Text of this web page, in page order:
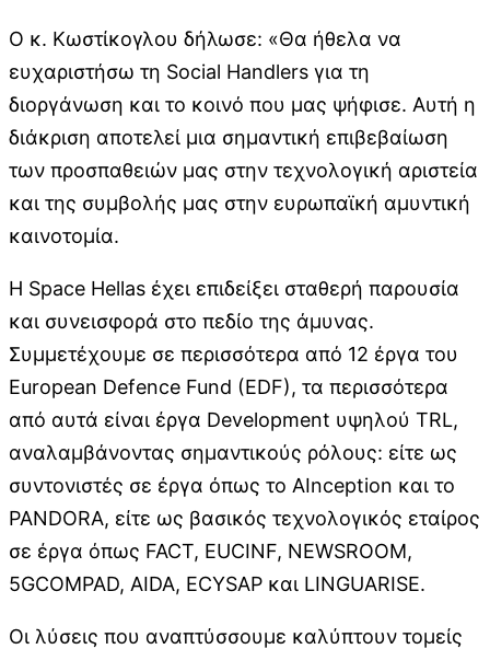
Ο κ. Κωστίκογλου δήλωσε: «Θα ήθελα να
ευχαριστήσω τη Social Handlers για τη
διοργάνωση και το κοινό που μας ψήφισε. Αυτή η
διάκριση αποτελεί μια σημαντική επιβεβαίωση
των προσπαθειών μας στην τεχνολογική αριστεία
και της συμβολής μας στην ευρωπαϊκή αμυντική
καινοτομία.
Η Space Hellas έχει επιδείξει σταθερή παρουσία
και συνεισφορά στο πεδίο της άμυνας.
Συμμετέχουμε σε περισσότερα από 12 έργα του
European Defence Fund (EDF), τα περισσότερα
από αυτά είναι έργα Development υψηλού TRL,
αναλαμβάνοντας σημαντικούς ρόλους: είτε ως
συντονιστές σε έργα όπως το AInception και το
PANDORA, είτε ως βασικός τεχνολογικός εταίρος
σε έργα όπως FACT, EUCINF, NEWSROOM,
5GCOMPAD, AIDA, ECYSAP και LINGUARISE.
Οι λύσεις που αναπτύσσουμε καλύπτουν τομείς